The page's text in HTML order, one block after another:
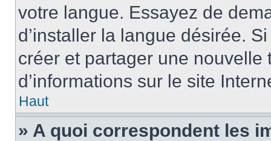
votre langue. Essayez de
d’installer la langue désirée.
créer et partager une
d’informations sur le site
Haut
» A quoi correspondent les